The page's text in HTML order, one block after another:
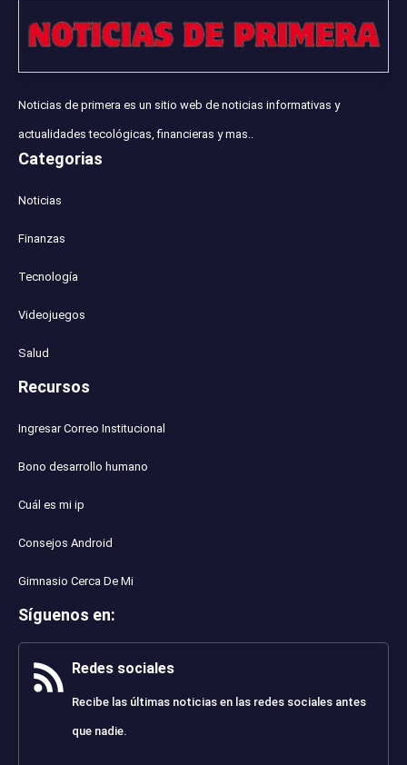
Noticias de primera es un sitio web de noticias informativas y
actualidades tecológicas, financieras y mas..
Categorias
Noticias
Finanzas
Tecnología
Videojuegos
Salud
Recursos
Ingresar Correo Institucional
Bono desarrollo humano
Cuál es mi ip
Consejos Android
Gimnasio Cerca De Mi
Síguenos en:
Redes sociales
Recibe las últimas noticias en las redes sociales antes
que nadie.